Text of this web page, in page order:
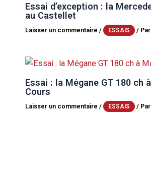
Essai d’exception : la
au Castellet
Laisser un commentaire / ESSAIS / Par
Essai : la Mégane GT 180 ch
Cours
Laisser un commentaire / ESSAIS / Par